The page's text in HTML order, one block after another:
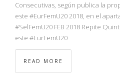
Consecutivas, según publica la
este #EurFemU20 2018, en el
#SelFemU20 FEB 2018 Repite
este #EurFemU20
READ MORE